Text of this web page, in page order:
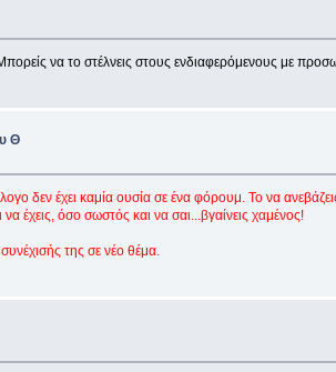
να το στέλνεις στους ενδιαφερόμενους με
Θ
δεν έχει καμία ουσία σε ένα φόρουμ. Το να
έχεις, όσο σωστός και να σαι...βγαίνεις χαμένος!
της σε νέο θέμα.